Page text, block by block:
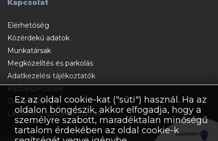
Ez az oldal cookie-kat ("süti") használ. Ha az
oldalon böngészik, akkor elfogadja, hogy a
személyre szabott, maradéktalan minőségű
tartalom érdekében az oldal cookie-k
Kapcsolat
Elérhetőség
Közérdekű adatok
Munkatársak
Megközelítés és parkolás
Adatkezelési tájékoztatók
Közbeszerzések
Önkéntesség
Letölthető dokumentumok